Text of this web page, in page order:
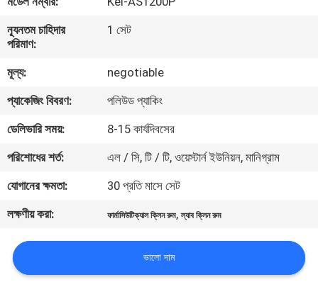
পরিদর্শন
নিয়ন্ত্রণ
আমাদের
সাথে
যোগাযোগ
খবর
মামলা
ন্যূনতম চাহিদার
পরিমাণ:
1 সেট
মূল্য:
negotiable
প্যাকেজিং বিবরণ:
পলিউড প্যাকিং
ডেলিভারি সময়:
8-15 কার্যদিবসের
পরিশোধের শর্ত:
এল / সি, টি / টি, ওয়েস্টার্ন ইউনিয়ন, মানিগ্রাম
যোগানের ক্ষমতা:
30 প্রতি মাসে সেট
লক্ষণীয় করা:
ফার্মাসিউটিক্যাল ক্লিন রুম,ল্যাব ক্লিন রুম
ভালো দাম